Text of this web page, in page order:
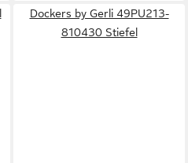
Dockers by Gerli 49PU213-
810430 Stiefel